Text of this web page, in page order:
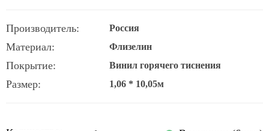
Производитель: Россия
Материал: Флизелин
Покрытие: Винил горячего тиснения
Размер: 1,06 * 10,05м